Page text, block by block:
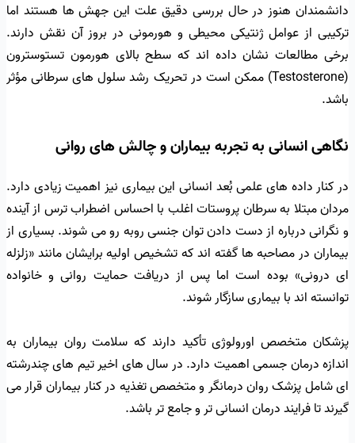
دانشمندان هنوز در حال بررسی دقیق علت این جهش ها هستند اما
ترکیبی از عوامل ژنتیکی محیطی و هورمونی در بروز آن نقش دارند.
برخی مطالعات نشان داده اند که سطح بالای هورمون تستوسترون
(Testosterone) ممکن است در تحریک رشد سلول های سرطانی مؤثر
باشد.
نگاهی انسانی به تجربه بیماران و چالش های روانی
در کنار داده های علمی بُعد انسانی این بیماری نیز اهمیت زیادی دارد.
مردان مبتلا به سرطان پروستات اغلب با احساس اضطراب ترس از آینده
و نگرانی درباره از دست دادن توان جنسی روبه رو می شوند. بسیاری از
بیماران در مصاحبه ها گفته اند که تشخیص اولیه برایشان مانند «زلزله
ای درونی» بوده است اما پس از دریافت حمایت روانی و خانواده
توانسته اند با بیماری سازگار شوند.
پزشکان متخصص اورولوژی تأکید دارند که سلامت روان بیماران به
اندازه درمان جسمی اهمیت دارد. در سال های اخیر تیم های چندرشته
ای شامل پزشک روان درمانگر و متخصص تغذیه در کنار بیماران قرار می
گیرند تا فرایند درمان انسانی تر و جامع تر باشد.